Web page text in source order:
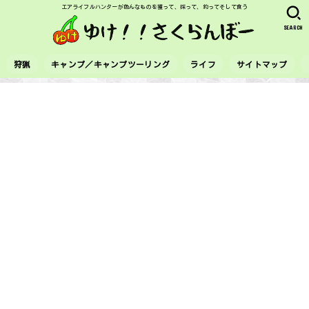
エアライフルハンターが色んなものを獲って、採って、釣ってそして食う
狩猟 キャンプ／キャンプツーリング ライフ サイトマップ
SEARCH